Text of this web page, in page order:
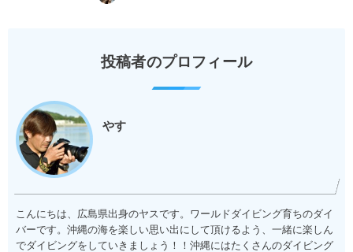
投稿者のプロフィール
やす
こんにちは、広島県出身のヤスです。ワールドダイビング育ちのダイ
バーです。沖縄の海を楽しい思い出にして頂けるよう、一緒に楽しん
でダイビングをしていきましょう！！沖縄にはたくさんのダイビング